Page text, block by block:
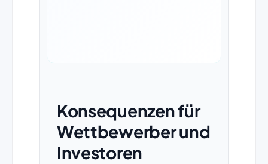
Konsequenzen für
Wettbewerber und
Investoren